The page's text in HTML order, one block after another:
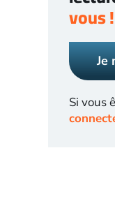
vous !
Je
Si vous